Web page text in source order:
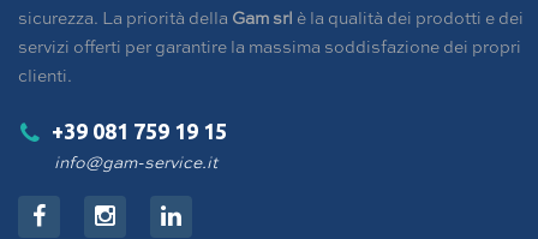
sicurezza. La priorità della Gam srl è la qualità dei prodotti e dei
servizi offerti per garantire la massima soddisfazione dei propri
clienti.
+39 081 759 19 15
info@gam-service.it